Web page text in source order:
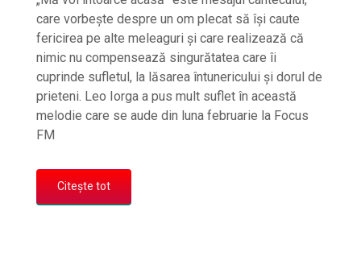
care vorbește despre un om plecat să își caute
fericirea pe alte meleaguri și care realizează că
nimic nu compensează singurătatea care îi
cuprinde sufletul, la lăsarea întunericului și dorul de
prieteni. Leo Iorga a pus mult suflet în această
melodie care se aude din luna februarie la Focus
FM
Citește tot